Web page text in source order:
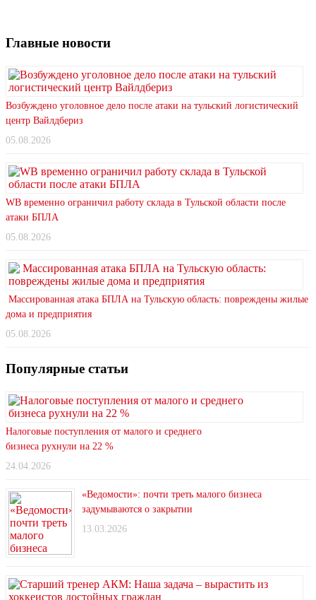
Главные новости
Возбуждено уголовное дело после атаки на тульский логистический
центр Вайлдбериз
05.08.2026
WB временно ограничил работу склада в Тульской области после
атаки БПЛА
05.08.2026
Массированная атака БПЛА на Тульскую область: повреждены жилые
дома и предприятия
05.08.2026
Популярные статьи
Налоговые поступления от малого и среднего
бизнеса рухнули на 22 %
24.04.2026
«Ведомости»: почти треть малого бизнеса
задумываются о закрытии
13.03.2026